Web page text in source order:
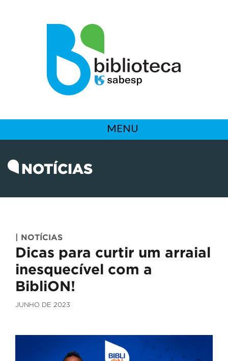
MENU
NOTÍCIAS
| NOTÍCIAS
Dicas para curtir um arraial
inesquecível com a
BibliON!
JUNHO DE 2023